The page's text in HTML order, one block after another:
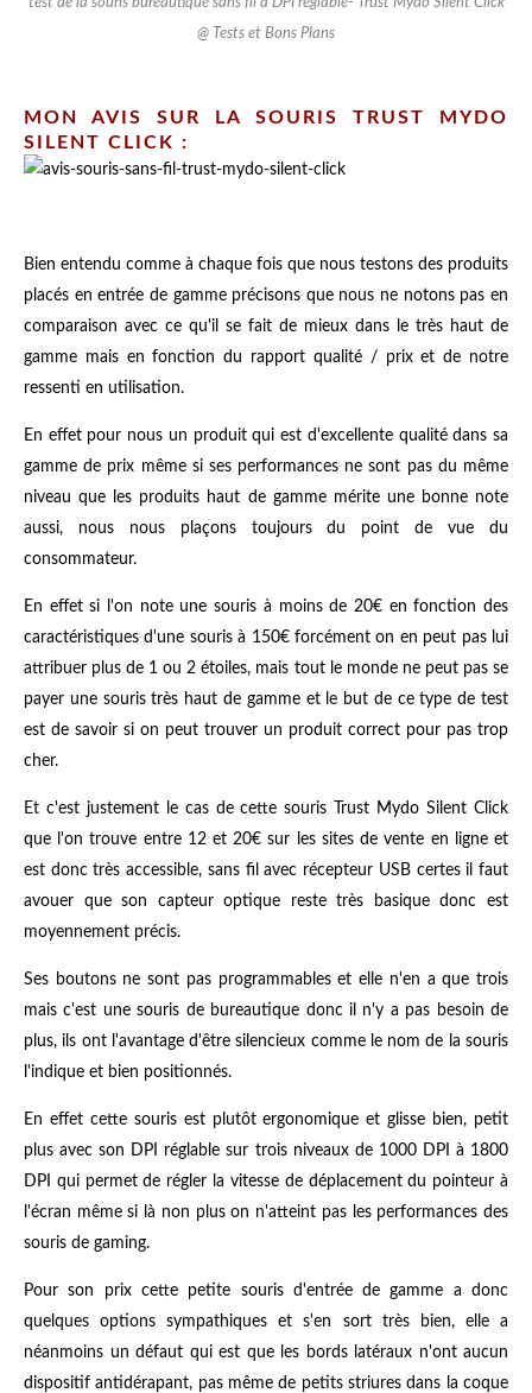
@ Tests et Bons Plans
MON AVIS SUR LA SOURIS TRUST MYDO
SILENT CLICK :
Bien entendu comme à chaque fois que nous testons des produits
placés en entrée de gamme précisons que nous ne notons pas en
comparaison avec ce qu'il se fait de mieux dans le très haut de
gamme mais en fonction du rapport qualité / prix et de notre
ressenti en utilisation.
En effet pour nous un produit qui est d'excellente qualité dans sa
gamme de prix même si ses performances ne sont pas du même
niveau que les produits haut de gamme mérite une bonne note
aussi, nous nous plaçons toujours du point de vue du
consommateur.
En effet si l'on note une souris à moins de 20€ en fonction des
caractéristiques d'une souris à 150€ forcément on en peut pas lui
attribuer plus de 1 ou 2 étoiles, mais tout le monde ne peut pas se
payer une souris très haut de gamme et le but de ce type de test
est de savoir si on peut trouver un produit correct pour pas trop
cher.
Et c'est justement le cas de cette souris Trust Mydo Silent Click
que l'on trouve entre 12 et 20€ sur les sites de vente en ligne et
est donc très accessible, sans fil avec récepteur USB certes il faut
avouer que son capteur optique reste très basique donc est
moyennement précis.
Ses boutons ne sont pas programmables et elle n'en a que trois
mais c'est une souris de bureautique donc il n'y a pas besoin de
plus, ils ont l'avantage d'être silencieux comme le nom de la souris
l'indique et bien positionnés.
En effet cette souris est plutôt ergonomique et glisse bien, petit
plus avec son DPI réglable sur trois niveaux de 1000 DPI à 1800
DPI qui permet de régler la vitesse de déplacement du pointeur à
l'écran même si là non plus on n'atteint pas les performances des
souris de gaming.
Pour son prix cette petite souris d'entrée de gamme a donc
quelques options sympathiques et s'en sort très bien, elle a
néanmoins un défaut qui est que les bords latéraux n'ont aucun
dispositif antidérapant, pas même de petits striures dans la coque